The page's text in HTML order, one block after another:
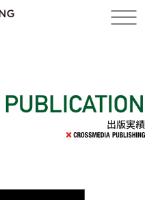
出版実績